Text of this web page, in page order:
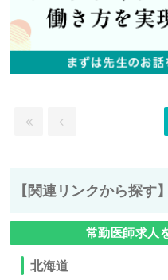
【関連リンクから探す】
常勤医師求人
北海道